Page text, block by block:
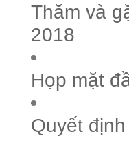
Thăm và
2018
Họp mặt
Quyết